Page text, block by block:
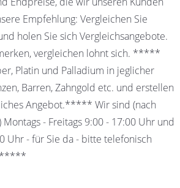
Empfehlung: Vergleichen Sie
holen Sie sich Vergleichsangebote.
vergleichen lohnt sich. *****
Platin und Palladium in jeglicher
Barren, Zahngold etc. und erstellen
Angebot.***** Wir sind (nach
- Freitags 9:00 - 17:00 Uhr und
Uhr - für Sie da - bitte telefonisch
*****